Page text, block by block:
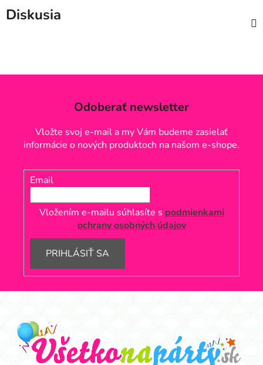
Diskusia
Odoberať newsletter
Vložte svoj e-mail a my Vám budeme zasielať
informácie o nových produktoch na našom e-shope.
Email
Vložením e-mailu súhlasíte s podmienkami
ochrany osobných údajov
PRIHLÁSIŤ SA
Z